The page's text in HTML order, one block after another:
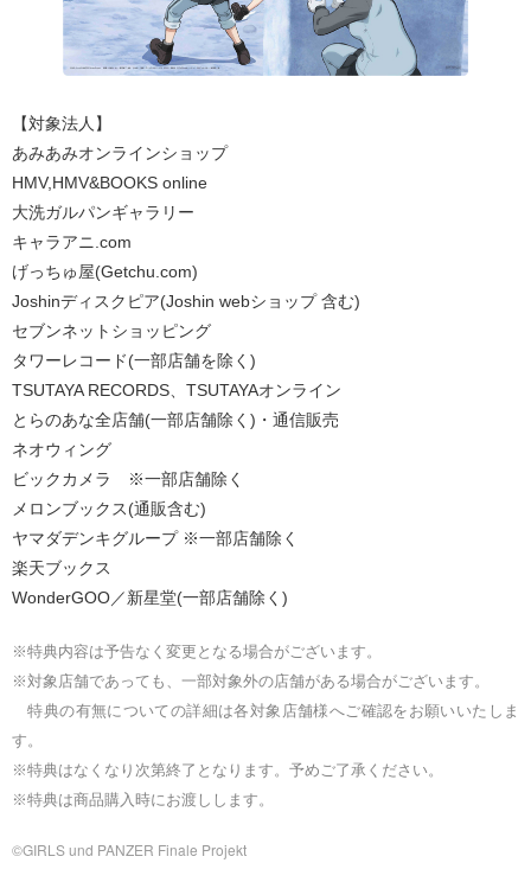
【対象法人】
あみあみオンラインショップ
HMV,HMV&BOOKS online
大洗ガルパンギャラリー
キャラアニ.com
げっちゅ屋(Getchu.com)
Joshinディスクピア(Joshin webショップ 含む)
セブンネットショッピング
タワーレコード(一部店舗を除く)
TSUTAYA RECORDS、TSUTAYAオンライン
とらのあな全店舗(一部店舗除く)・通信販売
ネオウィング
ビックカメラ ※一部店舗除く
メロンブックス(通販含む)
ヤマダデンキグループ ※一部店舗除く
楽天ブックス
WonderGOO／新星堂(一部店舗除く)
※特典内容は予告なく変更となる場合がございます。
※対象店舗であっても、一部対象外の店舗がある場合がございます。
特典の有無についての詳細は各対象店舗様へご確認をお願いいたしま
す。
※特典はなくなり次第終了となります。予めご了承ください。
※特典は商品購入時にお渡しします。
©GIRLS und PANZER Finale Projekt